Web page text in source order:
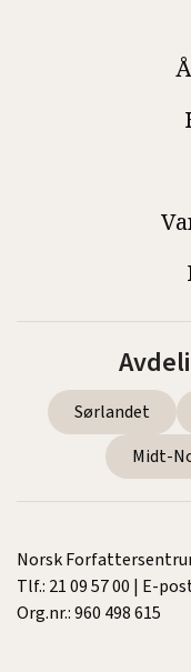
Sørlandet
Midt-
Norsk
Tlf.: 21 09 57 00 | E-
Org.nr.: 960 498 615